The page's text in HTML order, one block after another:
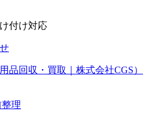
付け対応
品回収・買取｜株式会社CGS）
理